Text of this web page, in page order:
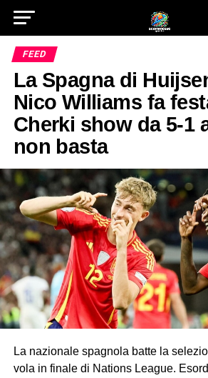
FEED
La Spagna di
Nico Williams fa
Cherki show da 5-1
non basta
La nazionale spagnola batte la
vola in finale di Nations League.